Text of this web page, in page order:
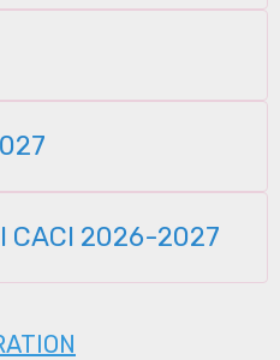
2026-2027